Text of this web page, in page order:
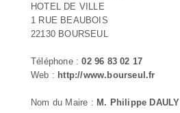
HOTEL DE VILLE
1 RUE BEAUBOIS
22130 BOURSEUL
Téléphone :02 96 83 02 17
Web : http://www.bourseul.fr
Nom du Maire : M. Philippe DAULY